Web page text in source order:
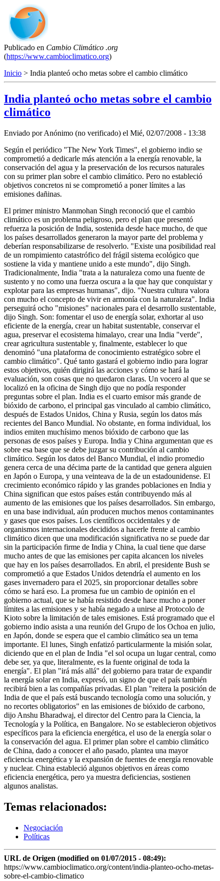
Publicado en Cambio Climático .org
(https://www.cambioclimatico.org)
Inicio > India planteó ocho metas sobre el cambio climático
India planteó ocho metas sobre el cambio
climático
Enviado porAnónimo (no verificado) el Mié, 02/07/2008 - 13:38
Según el periódico "The New York Times", el gobierno indio se
comprometió a dedicarle más atención a la energía renovable, la
conservación del agua y la preservación de los recursos naturales
con su primer plan sobre el cambio climático. Pero no estableció
objetivos concretos ni se comprometió a poner límites a las
emisiones dañinas.
El primer ministro Manmohan Singh reconoció que el cambio
climático es un problema peligroso, pero el plan que presentó
refuerza la posición de India, sostenida desde hace mucho, de que
los países desarrollados generaron la mayor parte del problema y
deberían responsabilizarse de resolverlo. "Existe una posibilidad real
de un rompimiento catastrófico del frágil sistema ecológico que
sostiene la vida y mantiene unido a este mundo", dijo Singh.
Tradicionalmente, India "trata a la naturaleza como una fuente de
sustento y no como una fuerza oscura a la que hay que conquistar y
explotar para las empresas humanas", dijo. "Nuestra cultura valora
con mucho el concepto de vivir en armonía con la naturaleza". India
perseguirá ocho "misiones" nacionales para el desarrollo sustentable,
dijo Singh. Son: fomentar el uso de energía solar, exhortar al uso
eficiente de la energía, crear un habitat sustentable, conservar el
agua, preservar el ecosistema himalayo, crear una India "verde",
crear agricultura sustentable y, finalmente, establecer lo que
denominó "una plataforma de conocimiento estratégico sobre el
cambio climático". Qué tanto gastará el gobierno indio para lograr
estos objetivos, quién dirigirá las acciones y cómo se hará la
evaluación, son cosas que no quedaron claras. Un vocero al que se
localizó en la oficina de Singh dijo que no podía responder
preguntas sobre el plan. India es el cuarto emisor más grande de
bióxido de carbono, el principal gas vinculado al cambio climático,
después de Estados Unidos, China y Rusia, según los datos más
recientes del Banco Mundial. No obstante, en forma individual, los
indios emiten muchísimo menos bióxido de carbono que las
personas de esos países y Europa. India y China argumentan que es
sobre esa base que se debe juzgar su contribución al cambio
climático. Según los datos del Banco Mundial, el indio promedio
genera cerca de una décima parte de la cantidad que genera alguien
en Japón o Europa, y una veinteava de la de un estadounidense. El
crecimiento económico rápido y las grandes poblaciones en India y
China significan que estos países están contribuyendo más al
aumento de las emisiones que los países desarrollados. Sin embargo,
en una base individual, aún producen muchos menos contaminantes
y gases que esos países. Los científicos occidentales y de
organismos internacionales decididos a hacerle frente al cambio
climático dicen que una modificación significativa no se puede dar
sin la participación firme de India y China, la cual tiene que darse
mucho antes de que las emisiones per capita alcancen los niveles
que hay en los países desarrollados. En abril, el presidente Bush se
comprometió a que Estados Unidos detendría el aumento en los
gases invernadero para el 2025, sin proporcionar detalles sobre
cómo se hará eso. La promesa fue un cambio de opinión en el
gobierno actual, que se había resistido desde hace mucho a poner
límites a las emisiones y se había negado a unirse al Protocolo de
Kioto sobre la limitación de tales emisiones. Está programado que el
gobierno indio asista a una reunión del Grupo de los Ochoa en julio,
en Japón, donde se espera que el cambio climático sea un tema
importante. El lunes, Singh enfatizó particularmente la misión solar,
diciendo que en el plan de India "el sol ocupa un lugar central, como
debe ser, ya que, literalmente, es la fuente original de toda la
energía". El plan "irá más allá" del gobierno para tratar de expandir
la energía solar en India, expresó, un signo de que el país también
recibirá bien a las compañías privadas. El plan "reitera la posición de
India de que el país está buscando tecnología como una solución, y
no recortes obligatorios" en las emisiones de bióxido de carbono,
dijo Anshu Bharadwaj, el director del Centro para la Ciencia, la
Tecnología y la Política, en Bangalore. No se establecieron objetivos
específicos para la eficiencia energética, el uso de la energía solar o
la conservación del agua. El primer plan sobre el cambio climático
de China, dado a conocer el año pasado, plantea una mayor
eficiencia energética y la expansión de fuentes de energía renovable
y nuclear. China estableció algunos objetivos en áreas como
eficiencia energética, pero ya muestra deficiencias, sostienen
algunos analistas.
Temas relacionados:
Negociación
Políticas
URL de Origen (modified on 01/07/2015 - 08:49):
https://www.cambioclimatico.org/content/india-planteo-ocho-metas-
sobre-el-cambio-climatico